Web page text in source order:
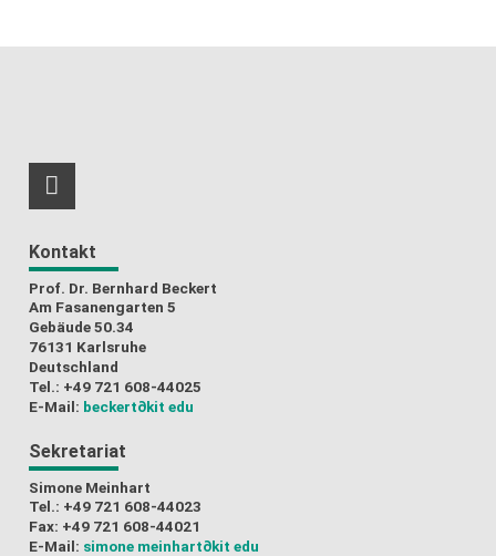
RSS-Feed
Kontakt
Prof. Dr. Bernhard Beckert
Am Fasanengarten 5
Gebäude 50.34
76131 Karlsruhe
Deutschland
Tel.: +49 721 608-44025
E-Mail: beckert∂kit edu
Sekretariat
Simone Meinhart
Tel.: +49 721 608-44023
Fax: +49 721 608-44021
E-Mail: simone meinhart∂kit edu